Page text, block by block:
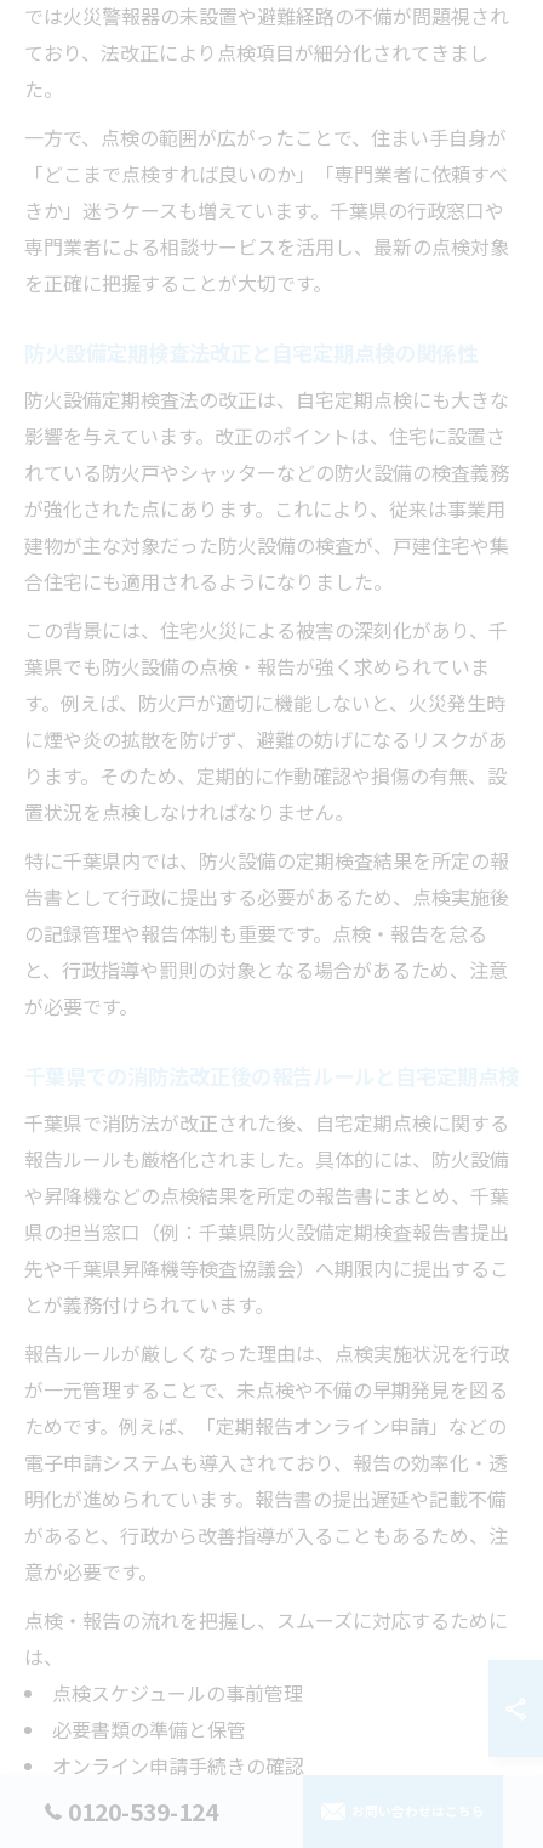
では火災警報器の未設置や避難経路の不備が問題視され
ており、法改正により点検項目が細分化されてきまし
た。
一方で、点検の範囲が広がったことで、住まい手自身が
「どこまで点検すれば良いのか」「専門業者に依頼すべ
きか」迷うケースも増えています。千葉県の行政窓口や
専門業者による相談サービスを活用し、最新の点検対象
を正確に把握することが大切です。
防火設備定期検査法の改正は、自宅定期点検にも大きな
影響を与えています。改正のポイントは、住宅に設置さ
れている防火戸やシャッターなどの防火設備の検査義務
が強化された点にあります。これにより、従来は事業用
建物が主な対象だった防火設備の検査が、戸建住宅や集
合住宅にも適用されるようになりました。
この背景には、住宅火災による被害の深刻化があり、千
葉県でも防火設備の点検・報告が強く求められていま
す。例えば、防火戸が適切に機能しないと、火災発生時
に煙や炎の拡散を防げず、避難の妨げになるリスクがあ
ります。そのため、定期的に作動確認や損傷の有無、設
置状況を点検しなければなりません。
特に千葉県内では、防火設備の定期検査結果を所定の報
告書として行政に提出する必要があるため、点検実施後
の記録管理や報告体制も重要です。点検・報告を怠る
と、行政指導や罰則の対象となる場合があるため、注意
が必要です。
千葉県で消防法が改正された後、自宅定期点検に関する
報告ルールも厳格化されました。具体的には、防火設備
や昇降機などの点検結果を所定の報告書にまとめ、千葉
県の担当窓口（例：千葉県防火設備定期検査報告書提出
先や千葉県昇降機等検査協議会）へ期限内に提出するこ
とが義務付けられています。
報告ルールが厳しくなった理由は、点検実施状況を行政
が一元管理することで、未点検や不備の早期発見を図る
ためです。例えば、「定期報告オンライン申請」などの
電子申請システムも導入されており、報告の効率化・透
明化が進められています。報告書の提出遅延や記載不備
があると、行政から改善指導が入ることもあるため、注
意が必要です。
点検・報告の流れを把握し、スムーズに対応するために
は、
点検スケジュールの事前管理
必要書類の準備と保管
オンライン申請手続きの確認
が重要です。特に初めての方や高齢の方は、専門業者や
0120-539-124